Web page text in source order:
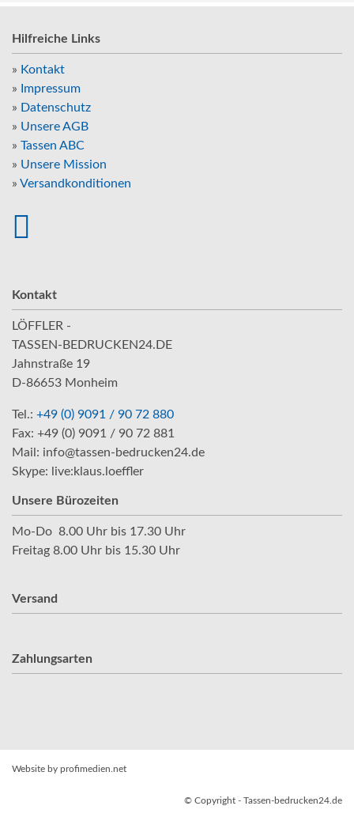
Hilfreiche Links
» Kontakt
»
Impressum
» Datenschutz
» Unsere AGB
» Tassen ABC
» Unsere Mission
» Versandkonditionen
Kontakt
LÖFFLER -
TASSEN-BEDRUCKEN24.DE
Jahnstraße 19
D-86653 Monheim
Tel.: +49 (0) 9091 / 90 72 880
Fax: +49 (0) 9091 / 90 72 881
Mail: info@tassen-bedrucken24.de
Skype: live:klaus.loeffler
Unsere Bürozeiten
Mo-Do 8.00 Uhr bis 17.30 Uhr
Freitag 8.00 Uhr bis 15.30 Uhr
Versand
Zahlungsarten
Website by profimedien.net
© Copyright - Tassen-bedrucken24.de